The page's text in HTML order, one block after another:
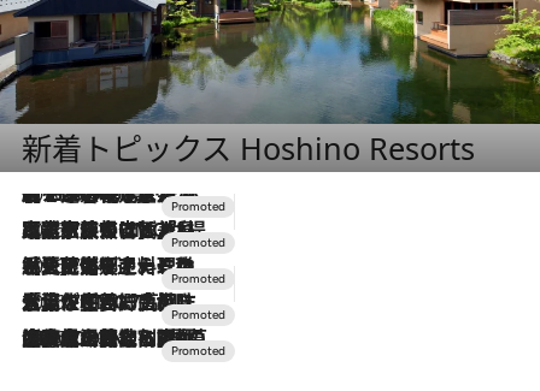
新着トピックス Hoshino Resorts
2026.8.7
【トンボの足水浴】ヒノキの香りに包まれて涼感マックス！約13℃の湧水かけ流しを避暑地「星野温泉 トンボの湯」で体験
2026.7.31
【ホテル帰省】という選択肢をOMOが提案。家族とほどよい距離を保つには「昼は実家、夜は気兼ねなくホテルで！」
2026.7.24
【夏限定ディナーコース】旬を迎える稚鮎や花ズッキーニなどをイタリア・トスカーナの郷土料理の手法で満喫！
2026.7.17
「土佐和ハーブかき氷」がOMO7高知に登場！生姜、山椒、大葉など目にも舌にも涼を呼ぶ郷土の味
2026.7.10
NEW OPEN！【界 草津】名湯の地に誕生。趣の異なる2種の温泉と上州ならではの会席・蕎麦割烹など美食を味わう究極の癒やし旅